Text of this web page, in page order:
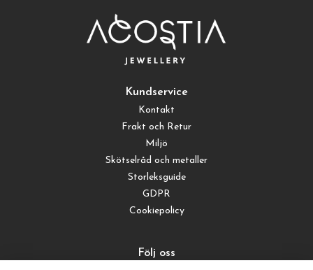
Kundservice
Kontakt
Frakt och Retur
Miljö
Skötselråd och metaller
Storleksguide
GDPR
Cookiepolicy
Följ oss